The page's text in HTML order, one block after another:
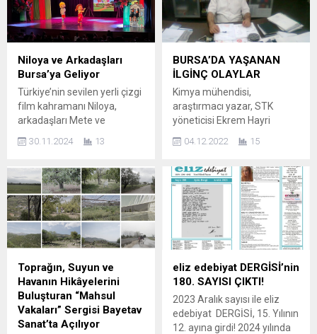
Niloya ve Arkadaşları
Bursa’ya Geliyor
Türkiye’nin sevilen yerli çizgi
film kahramanı Niloya,
arkadaşları Mete ve
Balıklar Müzikali’
geliyor. Çizgi kahramanlar,
hafızalara kazınan şarkıları
eşliğinde sahneye aktarılan
müzikali ile miniklere
eğlenceyi doyasıya
yaşatmaya hazırlanıyor.
Kahramanlar, anne ve
babalara çocuklarıyla birlikte
unutulmaz anlar bırakacak
müzikali ile 1 Aralık Pazar
günü 13.00 ve...
30.11.2024 13
BURSA’DA YAŞANAN
İLGİNÇ OLAYLAR
Kimya mühendisi,
araştırmacı yazar, STK
yöneticisi Ekrem Hayri
Bursalılar ile buluştu.
Kuşçubaşı Hacı Sami Bey
(2011-2017 ikinci baskı),
Özbek Mektupları (2013),
Anadolu’dan Kafkasya’ya
Zekeriya Efendi (2015),
Yeşim Taşı Ön Türkler ve
Türk Tarihinden Kesitler
(2017), İnegöl’de Nostaljik
Bir Gezinti (2017), Tekstile
Giriş, Tekstilcinin El Kitabı...
04.12.2022 15
Toprağın, Suyun ve
Havanın Hikâyelerini
Buluşturan “Mahsul
Vakaları” Sergisi Bayetav
Sanat’ta Açılıyor
eliz edebiyat DERGİSİ’nin
180. SAYISI ÇIKTI!
2023 Aralık sayısı ile eliz
edebiyat DERGİSİ, 15. Yılının
12. ayına girdi! 2024 yılında